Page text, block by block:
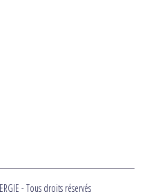
- Tous droits réservés